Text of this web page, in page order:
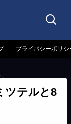
プライバシーポリシ
ツテルと8